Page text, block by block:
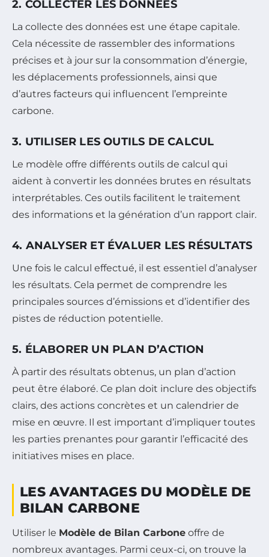
2. COLLECTER LES DONNÉES
La collecte des données est une étape capitale.
Cela nécessite de rassembler des informations
précises et à jour sur la consommation d’énergie,
les déplacements professionnels, ainsi que
d’autres facteurs qui influencent l’empreinte
carbone.
3. UTILISER LES OUTILS DE CALCUL
Le modèle offre différents outils de calcul qui
aident à convertir les données brutes en résultats
interprétables. Ces outils facilitent le traitement
des informations et la génération d’un rapport clair.
4. ANALYSER ET ÉVALUER LES RÉSULTATS
Une fois le calcul effectué, il est essentiel d’analyser
les résultats. Cela permet de comprendre les
principales sources d’émissions et d’identifier des
pistes de réduction potentielle.
5. ÉLABORER UN PLAN D’ACTION
À partir des résultats obtenus, un plan d’action
peut être élaboré. Ce plan doit inclure des objectifs
clairs, des actions concrètes et un calendrier de
mise en œuvre. Il est important d’impliquer toutes
les parties prenantes pour garantir l’efficacité des
initiatives mises en place.
LES AVANTAGES DU MODÈLE DE
BILAN CARBONE
Utiliser le Modèle de Bilan Carbone offre de
nombreux avantages. Parmi ceux-ci, on trouve la